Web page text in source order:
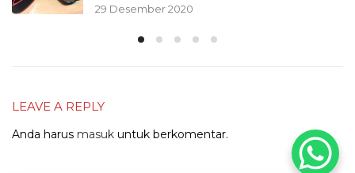
29 Desember 2020
LEAVE A REPLY
Anda harus masuk untuk berkomentar.